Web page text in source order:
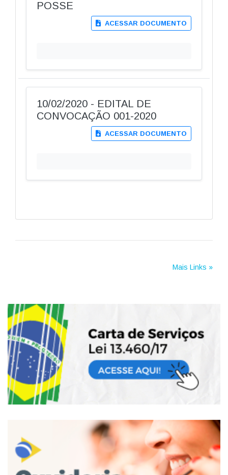
POSSE
ACESSAR DOCUMENTO
10/02/2020 - EDITAL DE
CONVOCAÇÃO 001-2020
ACESSAR DOCUMENTO
Mais Links »